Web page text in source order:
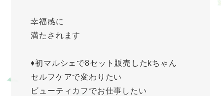
幸福感に
満たされます
♦️初マルシェで8セット販売したkちゃん
セルフケアで変わりたい
ビューティカフでお仕事したい